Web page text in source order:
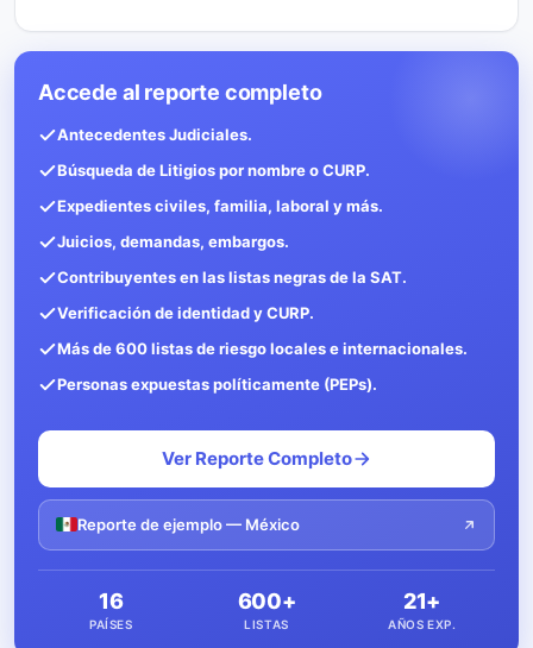
Accede al reporte completo
Antecedentes Judiciales.
Búsqueda de Litigios por nombre o CURP.
Expedientes civiles, familia, laboral y más.
Juicios, demandas, embargos.
Contribuyentes en las listas negras de la SAT.
Verificación de identidad y CURP.
Más de 600 listas de riesgo locales e internacionales.
Personas expuestas políticamente (PEPs).
Ver Reporte Completo
Reporte de ejemplo — México
16
PAÍSES
600+
LISTAS
21+
AÑOS EXP.